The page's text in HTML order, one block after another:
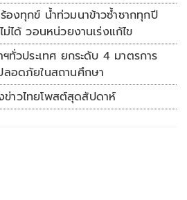
องทุกข์ น้ำท่วมนาข้าวซ้ำซากทุกปี
ม่ได้ วอนหน่วยงานเร่งแก้ไข
ทั่วประเทศ ยกระดับ 4 มาตรการ
อดภัยในสถานศึกษา
ข่าวไทยโพสต์สุดสัปดาห์